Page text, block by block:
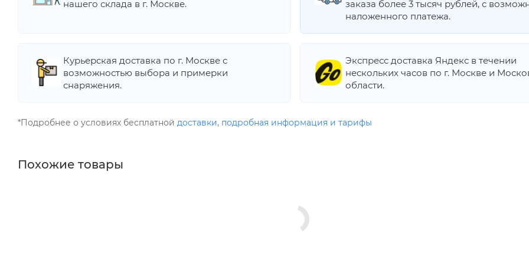
нашего склада в г. Москве.
заказа более 3 тысяч рублей, с
наложенного платежа.
Курьерская доставка по г. Москве с
возможностью выбора и примерки
снаряжения.
Экспресс доставка Яндекс в течении
нескольких часов по г. Москве и
области.
*Подробнее о условиях бесплатной доставки, подробная информация и тарифы
Похожие товары